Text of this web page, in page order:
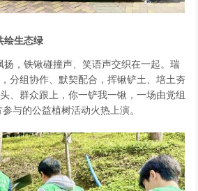
生态绿
，铁锹碰撞声、笑语声交织在一起。瑞
分组协作、默契配合，挥锹铲土、培土夯
、群众跟上，你一铲我一锹，一场由党组
与的公益植树活动火热上演。